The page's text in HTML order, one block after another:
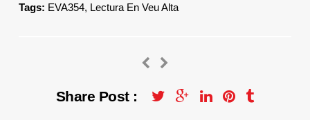
Tags: EVA354, Lectura En Veu Alta
Share Post :